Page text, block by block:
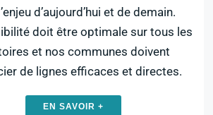
d’aujourd’hui et de demain.
doit être optimale sur tous les
et nos communes doivent
de lignes efficaces et directes.
EN SAVOIR +